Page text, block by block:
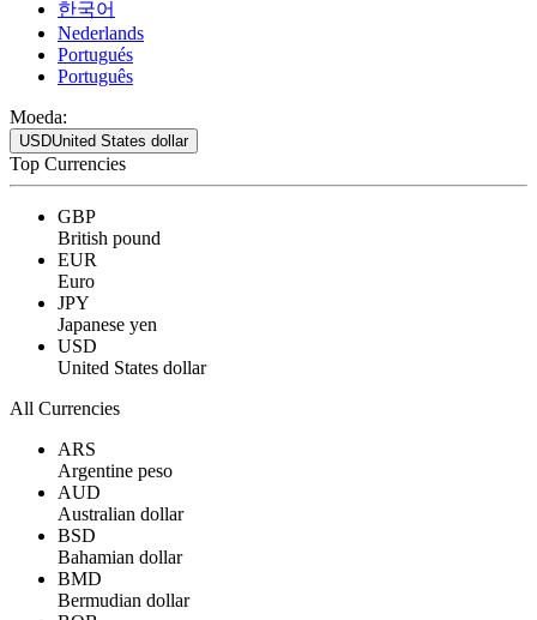
한국어
Nederlands
Portugués
Português
Moeda:
USDUnited States dollar
Top Currencies
GBP
British pound
EUR
Euro
JPY
Japanese yen
USD
United States dollar
All Currencies
ARS
Argentine peso
AUD
Australian dollar
BSD
Bahamian dollar
BMD
Bermudian dollar